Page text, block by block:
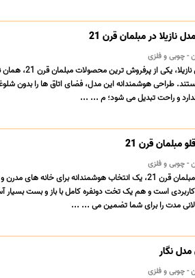
در مبلمان قرن 21
⭐️مبل تختخواب شو
طراحی هوشمندانه این مدل، فضای اتاق ها را بدون
و راحت تبدیل می شود؛ م ... ...
⭐️مبل تختخوابشو 2 قلو مبلمان قرن 21، یک انتخاب هوشمندانه
است و هم یک تخت دونفره کامل با باز و بست بسیار
مدت را برای شما تضمین می ... ...
نگار